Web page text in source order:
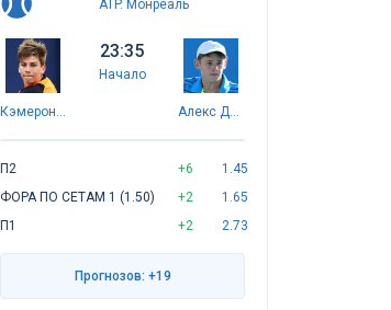
ATP. Монреаль
Кэмерон Норри
23:35
Начало
Алекс Де Минаур
П2 +6
1.45
ФОРА ПО СЕТАМ 1 (1.50)
+2
1.65
П1
+2 2.73
Прогнозов: +19